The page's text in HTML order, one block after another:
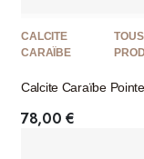
CALCITE
CARAÏBE
Calcite Caraïbe
78,00€